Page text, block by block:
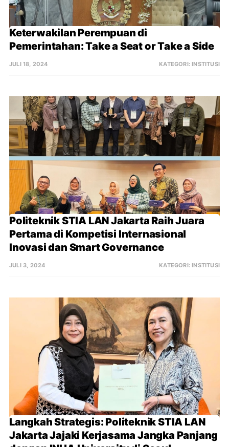
Keterwakilan Perempuan di
Pemerintahan: Take a Seat or Take a Side
JULI 18, 2024 KATEGORI:INSTITUSI
Politeknik STIA LAN Jakarta Raih Juara
Pertama di Kompetisi Internasional
Inovasi dan Smart Governance
JULI 3, 2024 KATEGORI:INSTITUSI
Langkah Strategis: Politeknik STIA LAN
Jakarta Jajaki Kerjasama Jangka Panjang